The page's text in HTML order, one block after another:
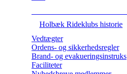
Holbæk Rideklubs historie
Vedtægter
Ordens- og sikkerhedsregler
Brand- og evakueringsinstruks
Faciliteter